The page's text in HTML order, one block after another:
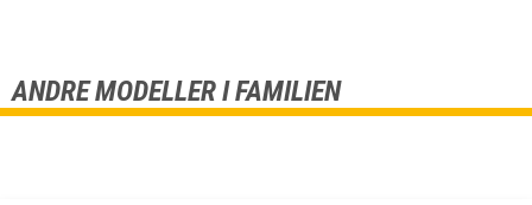
ANDRE MODELLER I FAMILIEN